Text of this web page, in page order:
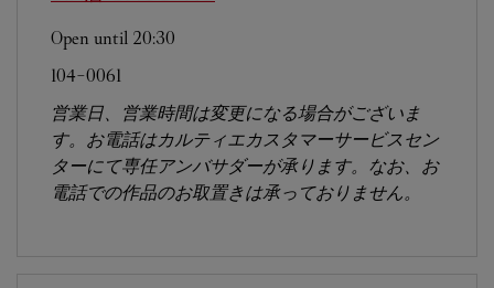
Open until 20:30
104-0061
営業日、営業時間は変更になる場合がございま
す。お電話はカルティエカスタマーサービスセン
ターにて専任アンバサダーが承ります。なお、お
電話での作品のお取置きは承っておりません。